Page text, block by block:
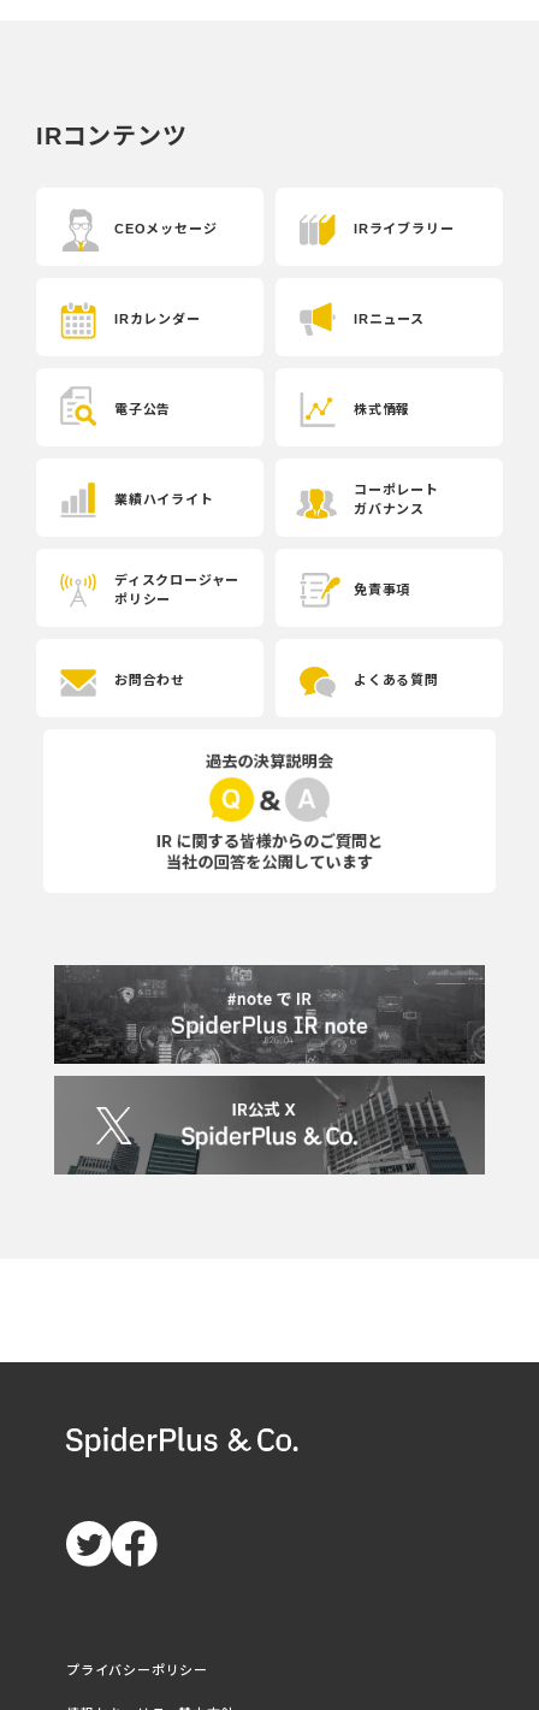
IRコンテンツ
CEOメッセージ IRライブラリー
IRカレンダー IRニュース
電子公告 株式情報
業績ハイライト
コーポレート
ガバナンス
ディスクロージャー
ポリシー
免責事項
お問合わせ よくある質問
プライバシーポリシー